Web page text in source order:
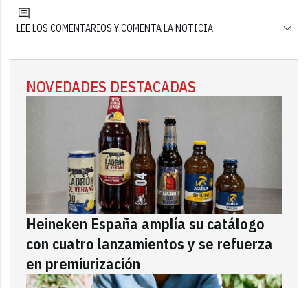
LEE LOS COMENTARIOS Y COMENTA LA NOTICIA
NOVEDADES DESTACADAS
Heineken España amplía su catálogo
con cuatro lanzamientos y se refuerza
en premiurización